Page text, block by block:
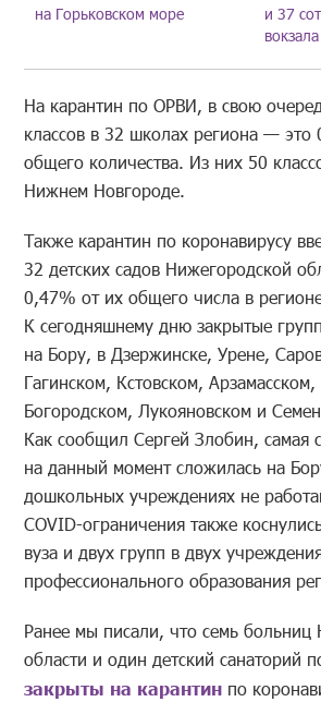
на Горьковском море
и 37
вокзала
На карантин по ОРВИ, в свою
классов в 32 школах региона — это
общего количества. Из них 50
Нижнем Новгороде.
Также карантин по коронавирусу
32 детских садов Нижегородской
0,47% от их общего числа в
К сегодняшнему дню закрытые
на Бору, в Дзержинске, Урене,
Гагинском, Кстовском,
Богородском, Лукояновском и
Как сообщил Сергей Злобин, самая
на данный момент сложилась на
дошкольных учреждениях не
COVID-ограничения также
вуза и двух групп в двух
профессионального образования
Ранее мы писали, что семь больниц
области и один детский санаторий
закрыты на карантин по